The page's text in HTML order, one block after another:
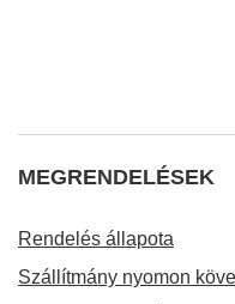
MEGRENDELÉSEK
Rendelés állapota
Szállítmány nyomon